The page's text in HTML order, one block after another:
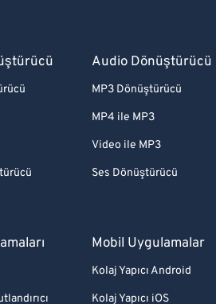
Audio Dönüştürücü
MP3 Dönüştürücü
MP4 ile MP3
Video ile MP3
Ses Dönüştürücü
Mobil Uygulamalar
Kolaj Yapıcı Android
Kolaj Yapıcı iOS